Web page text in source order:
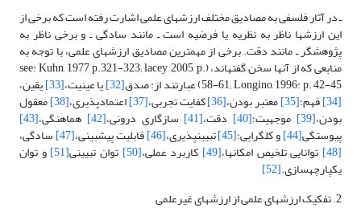
ـ در آثار فلسفی به مصادیق مختلف ارزش­های علمی اشارت رفته است که برخی از
این ارزش­ها ناظر به نظریه یا فرضیه است ـ مانند سادگی ـ و برخی ناظر به
پژوهشگر ـ مانند دقت. برخی از مهمترین مصادیق ارزش­های علمی، با توجه به
منابعی که از آنها سخن گفته­اند، (see: Kuhn, 1977, p.321-323; lacey, 2005, p.
58-61; Longino, 1996: p. 42-45) عبارتند از: صدق [32] یا عینیت،[33] یقین،
[34] فهم؛[35] معتبر بودن،[36] کفایت تجربی،[37] اعتمادپذیری،[38] معقول
بودن،[39] موجهیت؛[40] دقت،[41] سازگاری درونی،[42] هماهنگی،[43]
پیوستگی[44] و کل­گرایی؛[45] تبیین­پذیری،[46] قابلیت پیش­بینی،[47] سادگی،
[48] توانایی تلخیص امکان­ها،[49] کاربرد عملی،[50] توان تبیینی[51] و توان
یکپارچه­سازی.[52]
2. تفکیک ارزش­های علمی از ارزش­های غیرعلمی